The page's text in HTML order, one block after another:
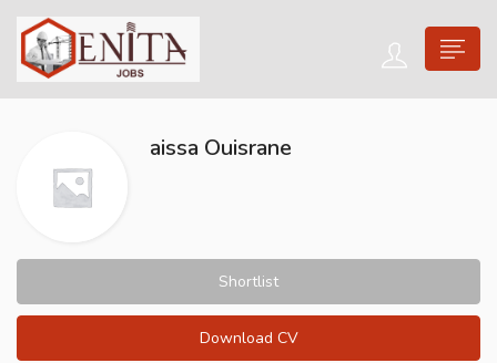
aissa Ouisrane
Shortlist
Download CV